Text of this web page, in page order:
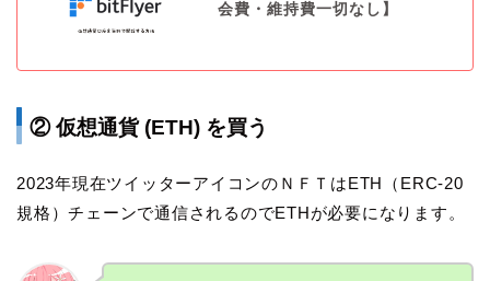
会費・維持費一切なし】
② 仮想通貨 (ETH) を買う
2023年現在ツイッターアイコンのＮＦＴはETH（ERC-20
規格）チェーンで通信されるのでETHが必要になります。